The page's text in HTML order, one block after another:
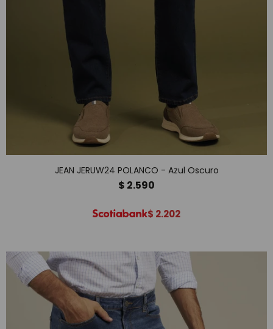
JEAN JERUW24 POLANCO - Azul Oscuro
$ 2.590
$ 2.202